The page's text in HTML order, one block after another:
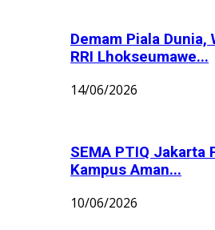
Demam Piala Dunia,
RRI Lhokseumawe...
14/06/2026
SEMA PTIQ Jakarta
Kampus Aman...
10/06/2026